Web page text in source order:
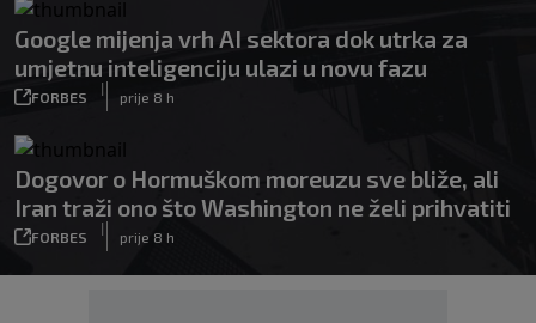
Google mijenja vrh AI sektora dok utrka za
umjetnu inteligenciju ulazi u novu fazu
FORBES
|
prije 8 h
Dogovor o Hormuškom moreuzu sve bliže, ali
Iran traži ono što Washington ne želi prihvatiti
FORBES
|
prije 8 h